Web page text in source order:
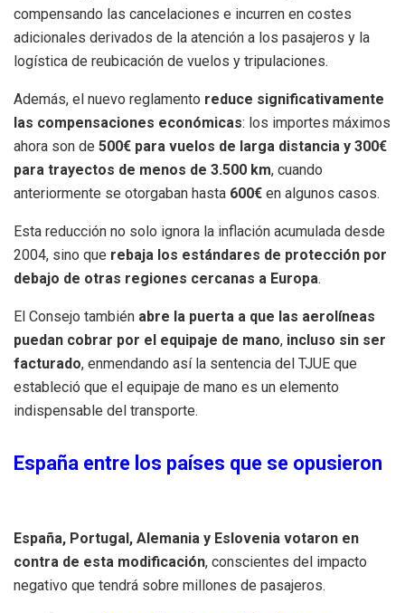
compensando las cancelaciones e incurren en costes
adicionales derivados de la atención a los pasajeros y la
logística de reubicación de vuelos y tripulaciones.
Además, el nuevo reglamento reduce significativamente
las compensaciones económicas: los importes máximos
ahora son de 500€ para vuelos de larga distancia y 300€
para trayectos de menos de 3.500 km, cuando
anteriormente se otorgaban hasta 600€ en algunos casos.
Esta reducción no solo ignora la inflación acumulada desde
2004, sino que rebaja los estándares de protección por
debajo de otras regiones cercanas a Europa.
El Consejo también abre la puerta a que las aerolíneas
puedan cobrar por el equipaje de mano, incluso sin ser
facturado, enmendando así la sentencia del TJUE que
estableció que el equipaje de mano es un elemento
indispensable del transporte.
España entre los países que se opusieron
España, Portugal, Alemania y Eslovenia votaron en
contra de esta modificación, conscientes del impacto
negativo que tendrá sobre millones de pasajeros.